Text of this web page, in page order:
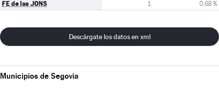
FE de las JONS 1 0.68 %
Descárgate los datos en xml
Municipios de Segovia